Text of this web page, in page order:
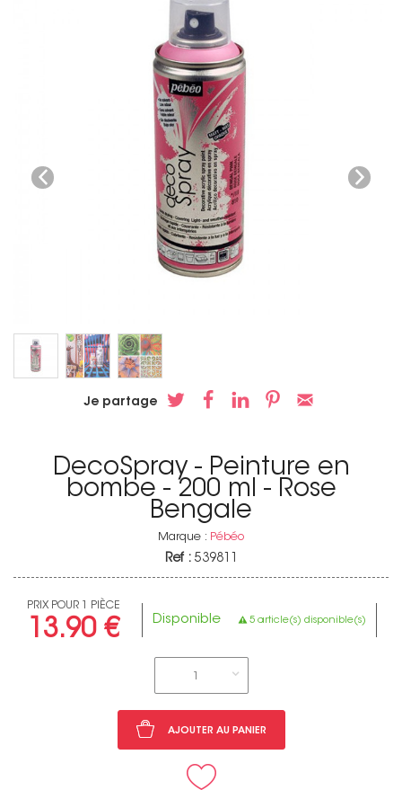
Je partage
DecoSpray - Peinture en
bombe - 200 ml - Rose
Bengale
Marque : Pébéo
Ref : 539811
PRIX POUR 1 PIÈCE
13.90 € Disponible 5 article(s) disponible(s)
AJOUTER AU PANIER